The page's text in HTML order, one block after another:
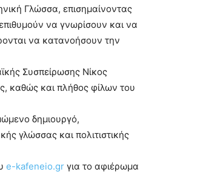
Γλώσσα, επισημαίνοντας
να γνωρίσουν και να
να κατανοήσουν την
Συσπείρωσης Νίκος
καθώς και πλήθος φίλων του
δημιουργό,
γλώσσας και πολιτιστικής
e-kafeneio.gr για το αφιέρωμα